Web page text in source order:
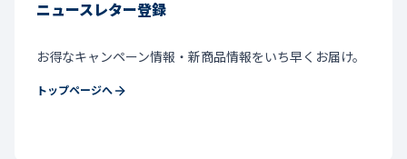
ニュースレター登録
お得なキャンペーン情報・新商品情報をいち早くお届け。
トップページへ